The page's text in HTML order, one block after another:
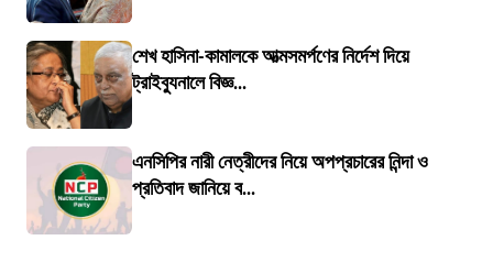
শেখ হাসিনা-কামালকে আত্মসমর্পণের নির্দেশ দিয়ে
ট্রাইব্যুনালে বিজ্ঞ...
এনসিপির নারী নেত্রীদের নিয়ে অপপ্রচারের নিন্দা ও
প্রতিবাদ জানিয়ে ব...